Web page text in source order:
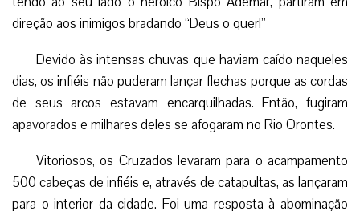
direção aos inimigos bradando “Deus o quer!”
Devido às intensas chuvas que haviam caído naqueles
dias, os infiéis não puderam lançar flechas porque as cordas
de seus arcos estavam encarquilhadas. Então, fugiram
apavorados e milhares deles se afogaram no Rio Orontes.
Vitoriosos, os Cruzados levaram para o acampamento
500 cabeças de infiéis e, através de catapultas, as lançaram
para o interior da cidade. Foi uma resposta à abominação